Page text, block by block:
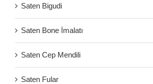
Saten Bigudi
Saten Bone İmalatı
Saten Cep Mendili
Saten Fular